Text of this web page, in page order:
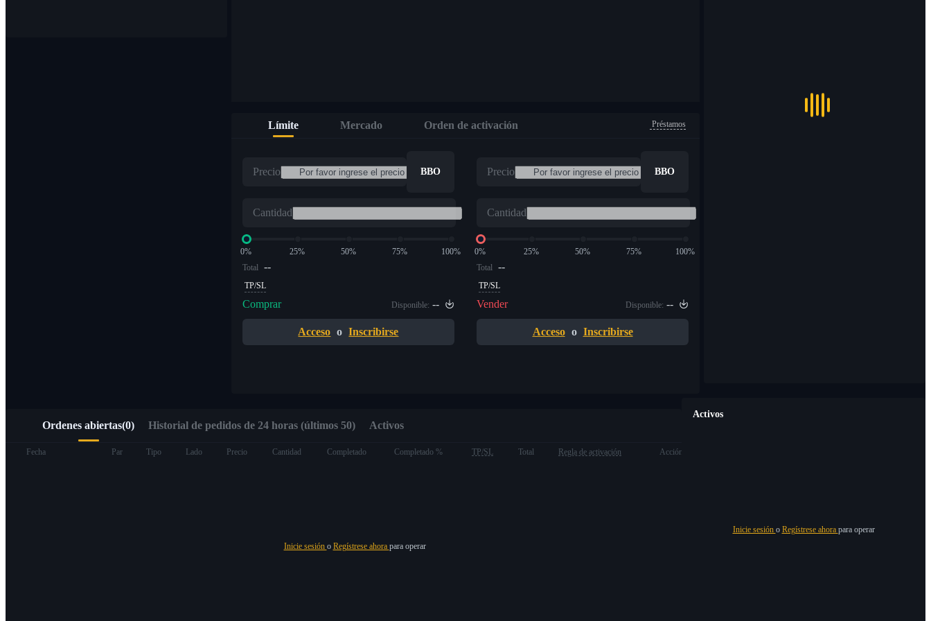
Comercio de criptomonedas a múltiplos apalancados
Futuros
Límite Mercado Orden de activación Préstamos
Precio BBO
Cantidad
0% 25% 50% 75%
100%
Total --
TP/SL
Comprar Disponible: --
Acceso o Inscribirse
Precio BBO
Cantidad
0% 25% 50% 75%
100%
Total --
TP/SL
Vender Disponible: --
Acceso o Inscribirse
Ordenes abiertas(0) Historial de pedidos de 24 horas (últimos 50) Activos
Fecha Par Tipo Lado Precio Cantidad Completado Completado % TP/SL Total Regla de activación Acción
Inicie sesión o Regístrese ahora para operar
Activos
Inicie sesión o Regístrese ahora para operar